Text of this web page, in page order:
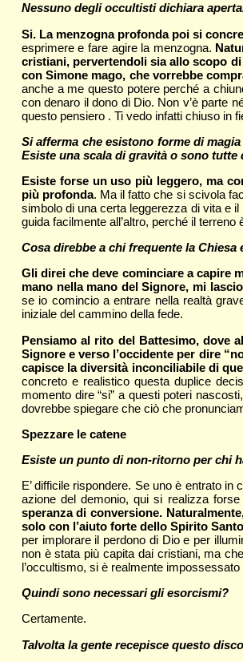
Nessuno degli occultisti dichiara
Si. La menzogna profonda poi si
esprimere e fare agire la menzogna.
cristiani, pervertendoli sia allo scopo
con Simone mago, che vorrebbe
anche a me questo potere perché a
con denaro il dono di Dio. Non v’è parte
questo pensiero . Ti vedo infatti chiuso in
Si afferma che esistono forme di
Esiste una scala di gravità o sono
Esiste forse un uso più leggero, ma
più profonda. Ma il fatto che si scivola
simbolo di una certa leggerezza di vita e
guida facilmente all’altro, perché il terreno
Cosa direbbe a chi frequente la
Gli direi che deve cominciare a capire
mano nella mano del Signore, mi
se io comincio a entrare nella realtà
iniziale del cammino della fede.
Pensiamo al rito del Battesimo, dove
Signore e verso l’occidente per dire
capisce la diversità inconciliabile di
concreto e realistico questa duplice
momento dire “si” a questi poteri
dovrebbe spiegare che ciò che
Spezzare le catene
Esiste un punto di non-ritorno per chi
E’ difficile rispondere. Se uno è entrato
azione del demonio, qui si realizza
speranza di conversione.
solo con l’aiuto forte dello Spirito
per implorare il perdono di Dio e per
non è stata più capita dai cristiani, ma
l’occultismo, si è realmente impossessato
Quindi sono necessari gli esorcismi?
Certamente.
Talvolta la gente recepisce questo